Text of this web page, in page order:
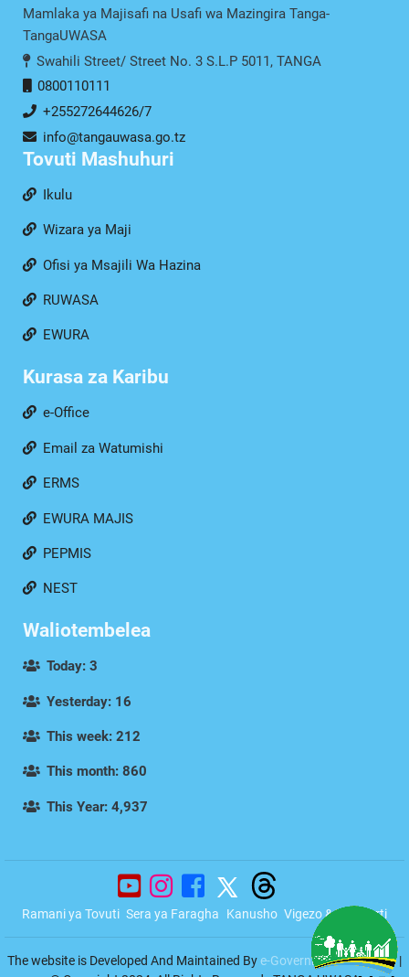
Mamlaka ya Majisafi na Usafi wa Mazingira Tanga-
TangaUWASA
Swahili Street/ Street No. 3 S.L.P 5011, TANGA
0800110111
+255272644626/7
info@tangauwasa.go.tz
Tovuti Mashuhuri
Ikulu
Wizara ya Maji
Ofisi ya Msajili Wa Hazina
RUWASA
EWURA
Kurasa za Karibu
e-Office
Email za Watumishi
ERMS
EWURA MAJIS
PEPMIS
NEST
Waliotembelea
Today: 3
Yesterday: 16
This week: 212
This month: 860
This Year: 4,937
Ramani ya Tovuti Sera ya Faragha Kanusho Vigezo & Masharti
The website is Developed And Maintained Bye-Government Authority|